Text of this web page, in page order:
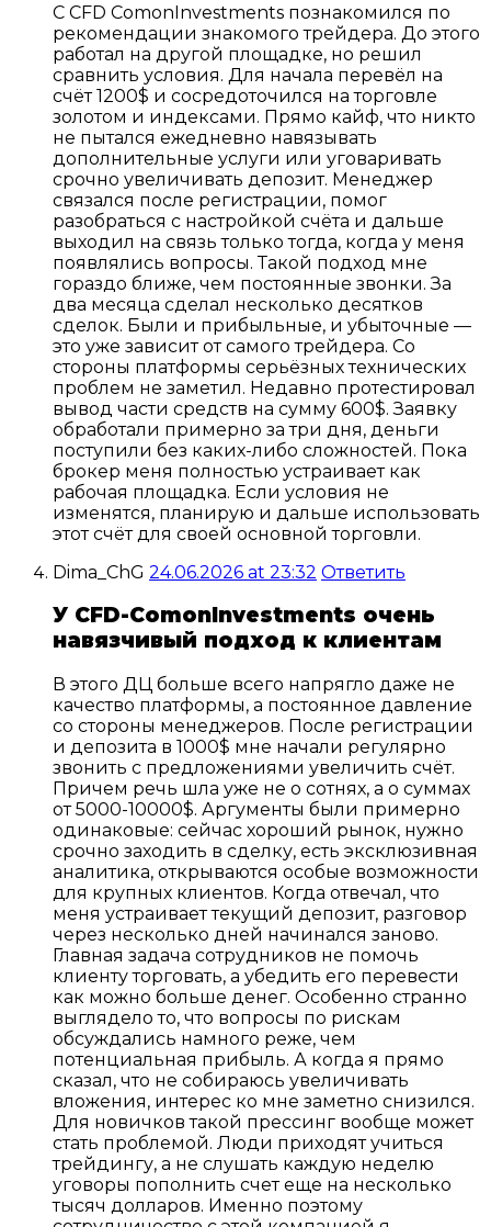
С CFD ComonInvestments познакомился по
рекомендации знакомого трейдера. До этого
работал на другой площадке, но решил
сравнить условия. Для начала перевёл на
счёт 1200$ и сосредоточился на торговле
золотом и индексами. Прямо кайф, что никто
не пытался ежедневно навязывать
дополнительные услуги или уговаривать
срочно увеличивать депозит. Менеджер
связался после регистрации, помог
разобраться с настройкой счёта и дальше
выходил на связь только тогда, когда у меня
появлялись вопросы. Такой подход мне
гораздо ближе, чем постоянные звонки. За
два месяца сделал несколько десятков
сделок. Были и прибыльные, и убыточные —
это уже зависит от самого трейдера. Со
стороны платформы серьёзных технических
проблем не заметил. Недавно протестировал
вывод части средств на сумму 600$. Заявку
обработали примерно за три дня, деньги
поступили без каких-либо сложностей. Пока
брокер меня полностью устраивает как
рабочая площадка. Если условия не
изменятся, планирую и дальше использовать
этот счёт для своей основной торговли.
Dima_ChG 24.06.2026 at 23:32 Ответить
У CFD-ComonInvestments очень
навязчивый подход к клиентам
В этого ДЦ больше всего напрягло даже не
качество платформы, а постоянное давление
со стороны менеджеров. После регистрации
и депозита в 1000$ мне начали регулярно
звонить с предложениями увеличить счёт.
Причем речь шла уже не о сотнях, а о суммах
от 5000-10000$. Аргументы были примерно
одинаковые: сейчас хороший рынок, нужно
срочно заходить в сделку, есть эксклюзивная
аналитика, открываются особые возможности
для крупных клиентов. Когда отвечал, что
меня устраивает текущий депозит, разговор
через несколько дней начинался заново.
Главная задача сотрудников не помочь
клиенту торговать, а убедить его перевести
как можно больше денег. Особенно странно
выглядело то, что вопросы по рискам
обсуждались намного реже, чем
потенциальная прибыль. А когда я прямо
сказал, что не собираюсь увеличивать
вложения, интерес ко мне заметно снизился.
Для новичков такой прессинг вообще может
стать проблемой. Люди приходят учиться
трейдингу, а не слушать каждую неделю
уговоры пополнить счет еще на несколько
тысяч долларов. Именно поэтому